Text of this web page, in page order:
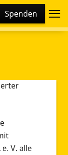
Spenden
und
und
V. alle